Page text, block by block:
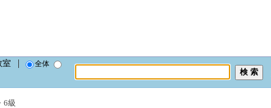
室
全体
6級